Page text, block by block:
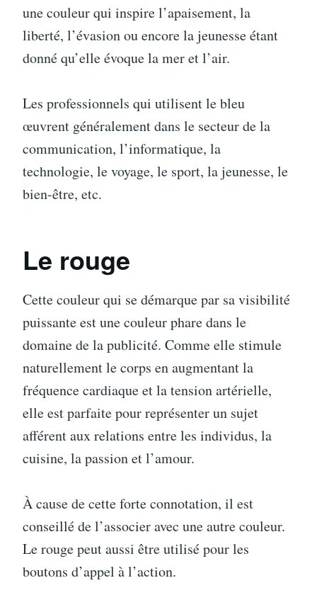
une couleur qui inspire l’apaisement, la
liberté, l’évasion ou encore la jeunesse étant
donné qu’elle évoque la mer et l’air.
Les professionnels qui utilisent le bleu
œuvrent généralement dans le secteur de la
communication, l’informatique, la
technologie, le voyage, le sport, la jeunesse, le
bien-être, etc.
Le rouge
Cette couleur qui se démarque par sa visibilité
puissante est une couleur phare dans le
domaine de la publicité. Comme elle stimule
naturellement le corps en augmentant la
fréquence cardiaque et la tension artérielle,
elle est parfaite pour représenter un sujet
afférent aux relations entre les individus, la
cuisine, la passion et l’amour.
À cause de cette forte connotation, il est
conseillé de l’associer avec une autre couleur.
Le rouge peut aussi être utilisé pour les
boutons d’appel à l’action.